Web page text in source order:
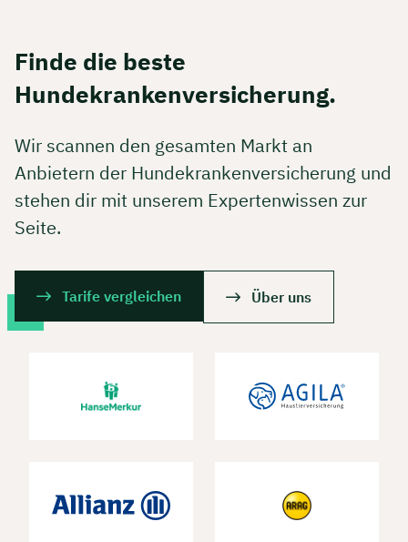
Finde die beste
Hundekrankenversicherung.
Wir scannen den gesamten Markt an
Anbietern der Hundekrankenversicherung und
stehen dir mit unserem Expertenwissen zur
Seite.
Tarife vergleichen Über uns